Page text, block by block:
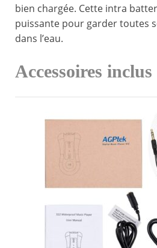
bien chargée. Cette intra
puissante pour garder toutes
dans l’eau.
Accessoires inclus